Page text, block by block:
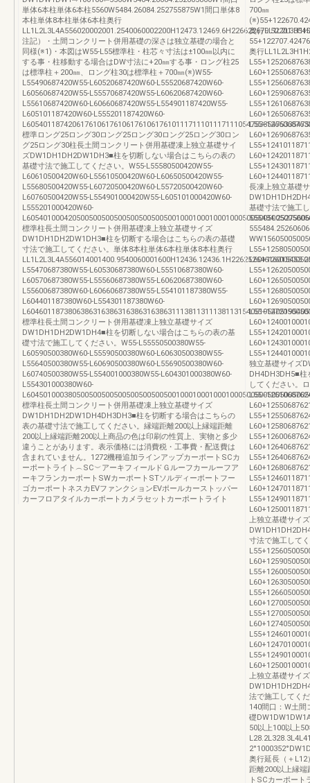
単体6本柱単体6本柱5560W5484.26084.252755875W1間口単体8
本柱単体8本柱単体6本柱奥行
注記）・土間コンクリート併用基礎の深さは独立基礎の場合と
同様(※1)・本図はW55-L55標準柱・柱芯々寸法は±100㎜以内に
する事・柱移動する場合はDW寸法に+20㎜する事・ロング柱25
は標準柱＋200㎜、ロング柱30は標準柱＋700㎜(※)W55-
L55490687420W55-L60520687420W60-L55520687420W60-
L60560687420W55-L55570687420W55-L60620687420W60-
L55610687420W60-L60660687420W55-L554901187420W55-
L605101187420W60-L555201187420W60-
標準ロング25ロング30ロング25ロング30ロング25ロング30ロン
グ25ロング30柱長土間コンクリート併用基礎凍上独立基礎サイ
ズDW1DH1DH2DW1DH3■柱を切断しない場合はこちらの表の
基礎寸法で施工してください。W55-L55580500420W55-
L60610500420W60-L55610500420W60-L60650500420W55-
L55680500420W55-L60720500420W60-L55720500420W60-
L60760500420W55-L554901000420W55-L605101000420W60-
L555201000420W60-
標準柱長土間コンクリート併用基礎凍上独立基礎サイズ
DW1DH1DH2DW1DH3■柱を切断する場合はこちらの表の基礎
寸法で施工してください。単体8本柱単体6本柱単体8本柱奥行
L55470687380W55-L60530687380W60-L55510687380W60-
L60570687380W55-L55560687380W55-L60620687380W60-
L55600687380W60-L60660687380W55-L554101187380W55-
L604401187380W60-L554301187380W60-
標準柱長土間コンクリート併用基礎凍上独立基礎サイズ
DW1DH1DH2DW1DH4■柱を切断しない場合はこちらの表の基
礎寸法で施工してください。W55-L55550500380W55-
L60590500380W60-L55590500380W60-L60630500380W55-
L55640500380W55-L60690500380W60-L55690500380W60-
L60740500380W55-L554001000380W55-L604301000380W60-
L554301000380W60-
標準柱長土間コンクリート併用基礎凍上独立基礎サイズ
DW1DH1DH2DW1DH4DH3DH3■柱を切断する場合はこちらの
表の基礎寸法で施工してください。縁端距離200以上縁端距離
200以上縁端距離200以上商品の色は印刷の性質上、実物と多少
違うことがあります。表示価格には消費税・工事費・配送費は
含まれていません。1272機種追加ラインアップカーポートSCカ
ーポートライト︵SC︶アーキフィールドＧルーフカールーフア
ーキフランカーポートSWカーポートSTソルディーポートフー
ゴカーポートネスカEVファンクションEVポールカーストッパー
カーフロアタイルカーポートカメラセットカーポートライト
700㎜
奥行
奥行
長凍上独立基礎
基礎寸法で施工
独立基礎サイズ
DH4DH3DH5■柱
してください。
上独立基礎サイ
寸法で施工して
上独立基礎サイ
法で施工してく
140間口：W土間
礎
50以上100以上
奥行延長（＋L12
距離200以上縁端
トSCカーポー